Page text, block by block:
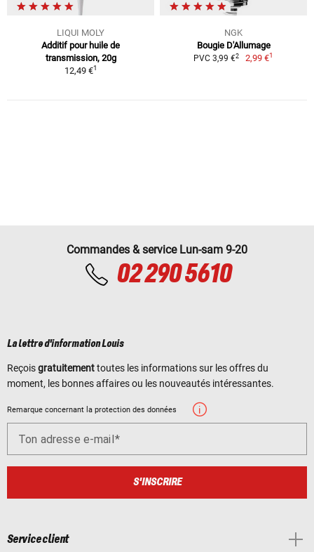
LIQUI MOLY
Additif pour huile de
transmission, 20g
12,49 €1
NGK
Bougie D'Allumage
PVC 3,99 €2 2,99 €1
Commandes & service Lun-sam 9-20
02 290 5610
La lettre d'information Louis
Reçoisgratuitementtoutes les informations sur les offres du
moment, les bonnes affaires ou les nouveautés intéressantes.
Remarque concernant la protection des données
Ton adresse e-mail
S'INSCRIRE
Service client